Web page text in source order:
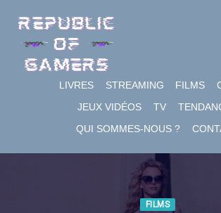
content
LIVRES STREAMING FILMS
JEUX VIDÉOS
TV
QUI SOMMES-NOUS ?
FILMS